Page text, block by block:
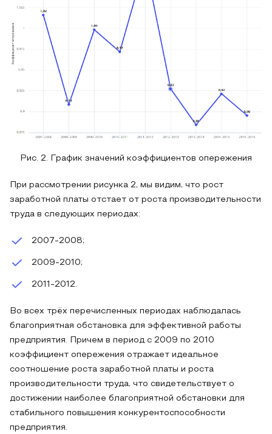
Рис. 2. График значений коэффициентов опережения
При рассмотрении рисунка 2, мы видим, что рост
заработной платы отстает от роста производительности
труда в следующих периодах:
2007-2008;
2009-2010;
2011-2012.
Во всех трёх перечисленных периодах наблюдалась
благоприятная обстановка для эффективной работы
предприятия. Причем в период с 2009 по 2010
коэффициент опережения отражает идеальное
соотношение роста заработной платы и роста
производительности труда, что свидетельствует о
достижении наиболее благоприятной обстановки для
стабильного повышения конкурентоспособности
предприятия.